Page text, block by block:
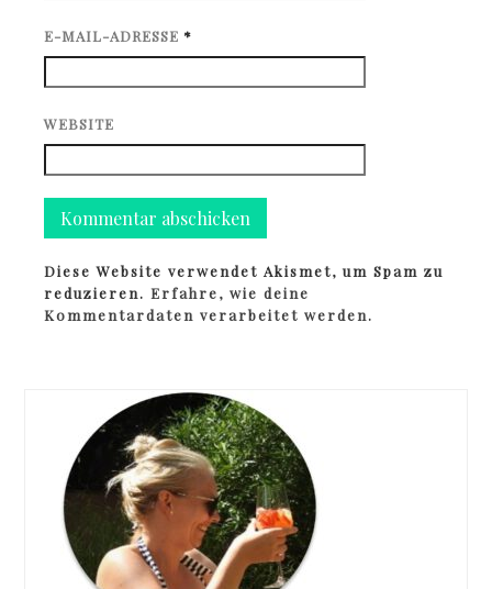
E-MAIL-ADRESSE *
WEBSITE
Diese Website verwendet Akismet, um Spam zu
reduzieren.Erfahre, wie deine
Kommentardaten verarbeitet werden.